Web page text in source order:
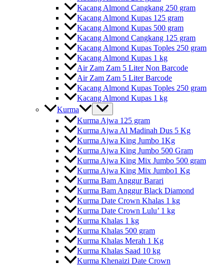
Kacang Almond Cangkang 250 gram
Kacang Almond Kupas 125 gram
Kacang Almond Kupas 500 gram
Kacang Almond Cangkang 125 gram
Kacang Almond Kupas Toples 250 gram
Kacang Almond Kupas 1 kg
Air Zam Zam 5 Liter Non Barcode
Air Zam Zam 5 Liter Barcode
Kacang Almond Kupas Toples 250 gram
Kacang Almond Kupas 1 kg
Kurma
Kurma Ajwa 125 gram
Kurma Ajwa Al Madinah Dus 5 Kg
Kurma Ajwa King Jumbo 1Kg
Kurma Ajwa King Jumbo 500 Gram
Kurma Ajwa King Mix Jumbo 500 gram
Kurma Ajwa King Mix Jumbo1 Kg
Kurma Bam Anggur Barari
Kurma Bam Anggur Black Diamond
Kurma Date Crown Khalas 1 kg
Kurma Date Crown Lulu’ 1 kg
Kurma Khalas 1 kg
Kurma Khalas 500 gram
Kurma Khalas Merah 1 Kg
Kurma Khalas Saad 10 kg
Kurma Khenaizi Date Crown